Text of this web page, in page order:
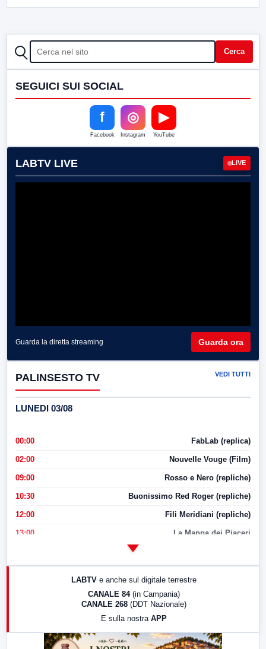
CERCA Cerca
SEGUICI SUI SOCIAL
f
Facebook
◎
Instagram
▶
YouTube
LABTV LIVE LIVE
Guarda la diretta streaming Guarda ora
PALINSESTO TV VEDI TUTTI
LUNEDI 03/08
00:00 FabLab (replica)
02:00 Nouvelle Vouge (Film)
09:00 Rosso e Nero (repliche)
10:30 Buonissimo Red Roger (repliche)
12:00 Fili Meridiani (repliche)
13:00 La Mappa dei Piaceri
LabNews (replica)
LABTV e anche sul digitale terrestre
CANALE 84 (in Campania)
CANALE 268 (DDT Nazionale)
E sulla nostra APP